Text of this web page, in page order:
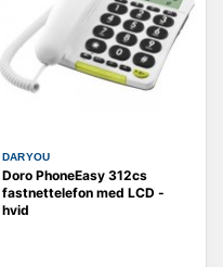
DARYOU
Doro PhoneEasy 312cs
fastnettelefon med LCD -
hvid